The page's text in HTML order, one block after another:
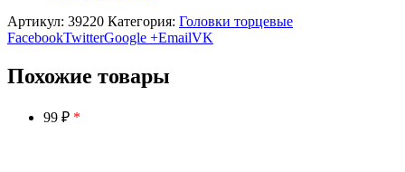
Артикул: 39220 Категория: Головки торцевые
FacebookTwitterGoogle +EmailVK
Похожие товары
99 ₽ *